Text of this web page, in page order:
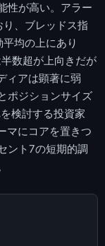
性が高い。アラー
、ブレッドス指
均の上にあり
数超が上向きだが
ィアは顕著に弱
ポジションサイズ
検討する投資家
マにコアを置きつ
ント7の短期的調